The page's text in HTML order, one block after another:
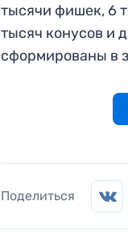
тысячи фишек, 6
тысяч конусов и
сформированы в
Поделиться